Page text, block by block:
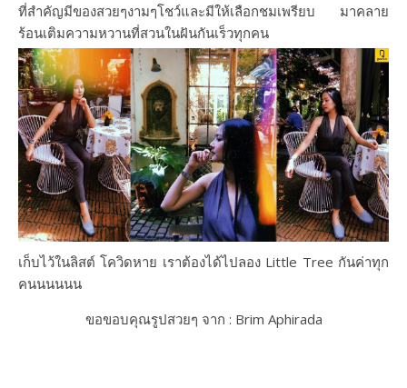
ที่สำคัญมีของสวยๆงามๆโชว์และมีให้เลือกชมเพรียบ มาคลาย
ร้อนเติมความหวานที่สวนในฝันกันเร็วทุกคน
เก็บไว้ในลิสต์ โควิดหาย เราต้องได้ไปลอง Little Tree กันค่าทุก
คนนนนนน
ขอขอบคุณรูปสวยๆ จาก : Brim Aphirada